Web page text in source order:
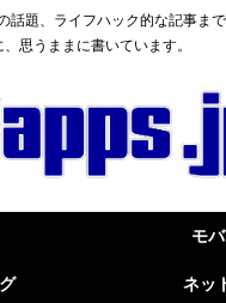
話題、ライフハック的な記事ま
、思うままに書いています。
モ
ネッ